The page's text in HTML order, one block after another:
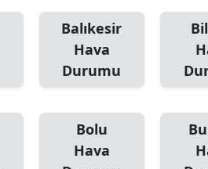
Balıkesir
Hava
Durumu
Bolu
Hava